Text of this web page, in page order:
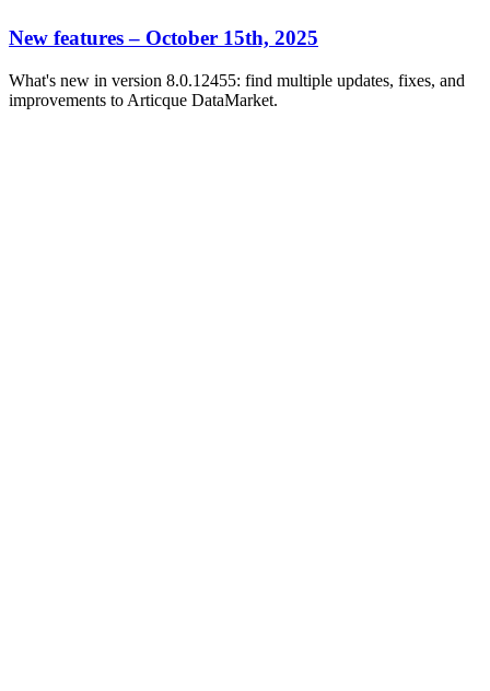
New features – October 15th, 2025
What's new in version 8.0.12455: find multiple updates, fixes, and
improvements to Articque DataMarket.